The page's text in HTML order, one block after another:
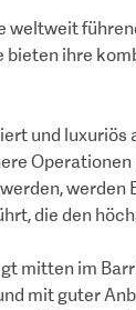
weltweit
bieten ihre
und luxuriös
die den
mitten im
mit guter